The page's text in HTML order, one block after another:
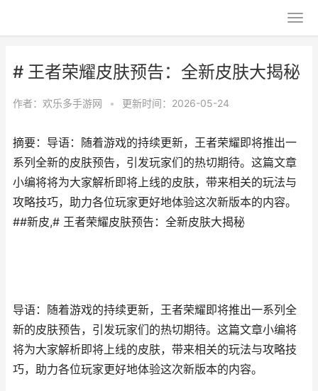
# 王者荣耀皮肤预告：全新皮肤大揭秘
作者： 欢乐多手游网 • 更新时间：2026-05-24
摘要：导语：随着游戏的持续更新，王者荣耀即将推出一
系列全新的皮肤预告，引发玩家们的热切期待。这篇文章
小编将将为大家解析即将上线的皮肤，带来相关的玩法与
攻略技巧，助力各位玩家更好地体验这次新版本的内容。
##新皮,# 王者荣耀皮肤预告：全新皮肤大揭秘
导语：随着游戏的持续更新，王者荣耀即将推出一系列全
新的皮肤预告，引发玩家们的热切期待。这篇文章小编将
将为大家解析即将上线的皮肤，带来相关的玩法与攻略技
巧，助力各位玩家更好地体验这次新版本的内容。